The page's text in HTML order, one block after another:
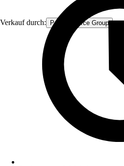
Verkauf durch: Procommerce Group